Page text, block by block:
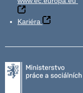
Kariéra